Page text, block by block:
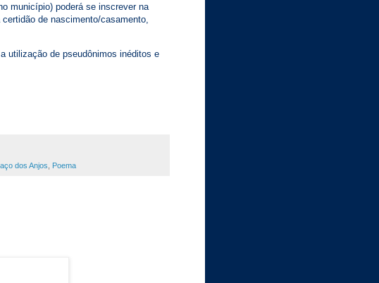
município) poderá se inscrever na
de nascimento/casamento,
utilização de pseudônimos inéditos e
dos Anjos Poema